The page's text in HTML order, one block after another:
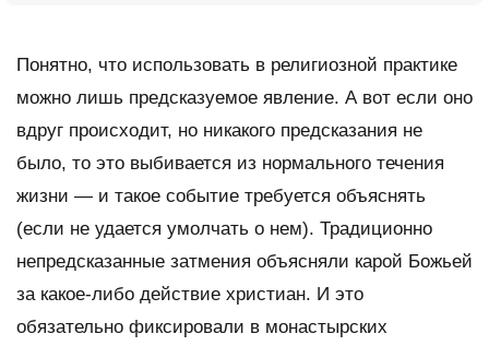
Понятно, что использовать в религиозной практике
можно лишь предсказуемое явление. А вот если оно
вдруг происходит, но никакого предсказания не
было, то это выбивается из нормального течения
жизни — и такое событие требуется объяснять
(если не удается умолчать о нем). Традиционно
непредсказанные затмения объясняли карой Божьей
за какое-либо действие христиан. И это
обязательно фиксировали в монастырских